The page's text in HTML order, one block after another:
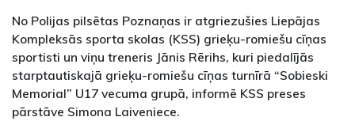
No Polijas pilsētas Poznaņas ir atgriezušies Liepājas
Kompleksās sporta skolas (KSS) grieķu-romiešu cīņas
sportisti un viņu treneris Jānis Rērihs, kuri piedalījās
starptautiskajā grieķu-romiešu cīņas turnīrā “Sobieski
Memorial” U17 vecuma grupā, informē KSS preses
pārstāve Simona Laiveniece.